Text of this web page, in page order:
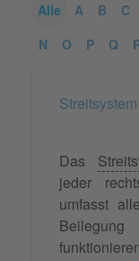
Alle A B C
N
O P Q
Streitsystem
Das
jeder
umfasst